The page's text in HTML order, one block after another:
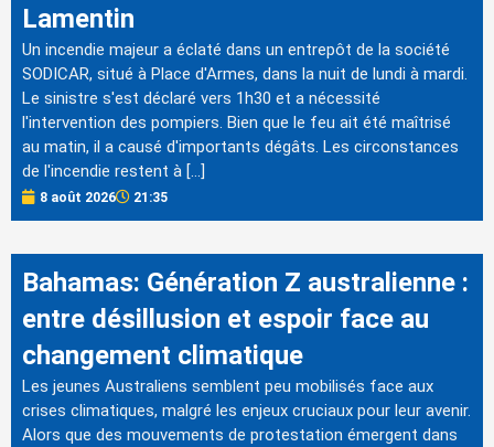
Lamentin
Un incendie majeur a éclaté dans un entrepôt de la société
SODICAR, situé à Place d'Armes, dans la nuit de lundi à mardi.
Le sinistre s'est déclaré vers 1h30 et a nécessité
l'intervention des pompiers. Bien que le feu ait été maîtrisé
au matin, il a causé d'importants dégâts. Les circonstances
de l'incendie restent à […]
8 août 2026 21:35
Bahamas: Génération Z australienne :
entre désillusion et espoir face au
changement climatique
Les jeunes Australiens semblent peu mobilisés face aux
crises climatiques, malgré les enjeux cruciaux pour leur avenir.
Alors que des mouvements de protestation émergent dans